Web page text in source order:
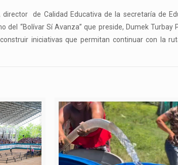
director de Calidad Educativa de la secretaría de
del “Bolívar Sí Avanza” que preside, Dumek
iniciativas que permitan continuar con la